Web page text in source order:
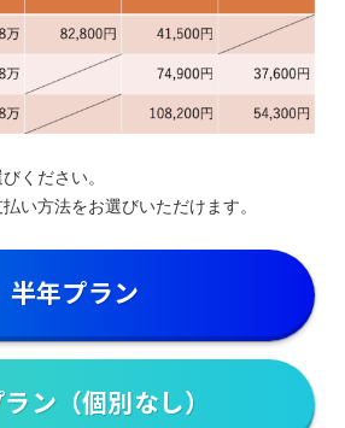
ください。
い方法をお選びいただけます。
半年プラン
ン（個別なし）